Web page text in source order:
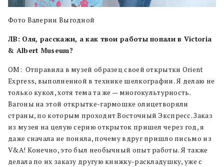
Фото Валерии Выгодной
ЛВ: Оля, расскажи, а как твои работы попали в Victoria
& Albert Museum?
ОМ: Отправила в музей образец своей открытки Orient
Express, выполненной в технике шелкографии. Я делаю не
только кукол, хотя тема та же — многокультурность.
Вагоны на этой открытке-гармошке олицетворяли
страны, по которым проходит Восточный Экспресс. Заказ
из музея на целую серию открыток пришел через год, я
даже сначала не поняла, почему вдруг пришло письмо из
V&A! Конечно, это был необычный опыт работы. Я также
делала по их заказу другую книжку-раскладушку, уже с